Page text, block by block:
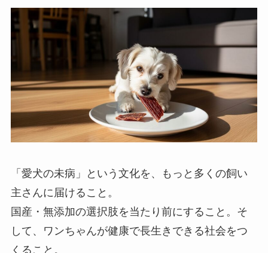
「愛犬の未病」という文化を、もっと多くの飼い
主さんに届けること。
国産・無添加の選択肢を当たり前にすること。そ
して、ワンちゃんが健康で長生きできる社会をつ
くること。